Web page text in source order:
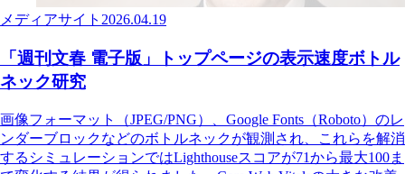
メディアサイト 2026.04.19
「週刊文春 電子版」トップページの表示速度ボトル
ネック研究
画像フォーマット（JPEG/PNG）、Google Fonts（Roboto）のレ
ンダーブロックなどのボトルネックが観測され、これらを解消
するシミュレーションではLighthouseスコアが71から最大100ま